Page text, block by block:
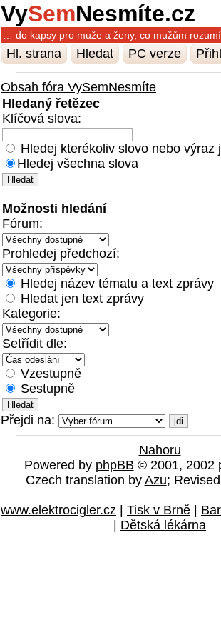
VySemNesmíte.cz
… do kapsy pro muže a ženy, co mužům rozumí
Hl. strana Hledat PC verze
Obsah fóra VySemNesmíte
Hledaný řetězec
Klíčová slova:
Hledej kterékoliv slovo nebo výraz
Hledej všechna slova
Možnosti hledání
Fórum:
Prohledej předchozí:
Hledej název tématu a text zprávy
Hledat jen text zprávy
Kategorie:
Setřídit dle:
Vzestupně
Sestupně
Přejdi na:
Nahoru
Powered by phpBB © 2001, 2002
Czech translation by Azu;
www.elektrocigler.cz Tisk v Brně
Dětská lékárna